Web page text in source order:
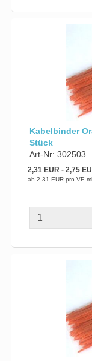
Kabelbinder
Stück
Art-Nr: 302503
2,31 EUR- 2,75
ab 2,31 EUR pro VE